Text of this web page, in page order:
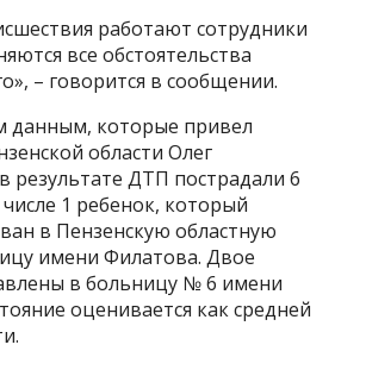
работают сотрудники
все обстоятельства
– говорится в сообщении.
данным, которые привел
области Олег
результате ДТП пострадали 6
1 ребенок, который
в Пензенскую областную
имени Филатова. Двое
в больницу № 6 имени
оценивается как средней